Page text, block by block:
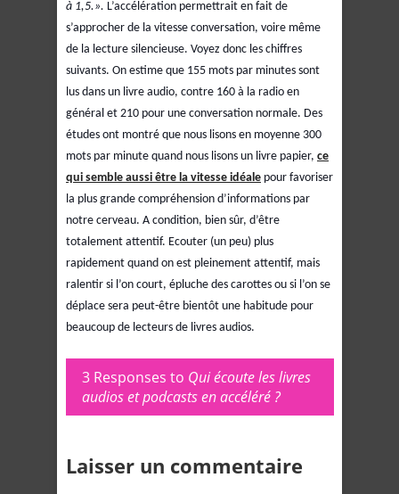
à 1,5.». L’accélération permettrait en fait de
s’approcher de la vitesse conversation, voire même
de la lecture silencieuse. Voyez donc les chiffres
suivants. On estime que 155 mots par minutes sont
lus dans un livre audio, contre 160 à la radio en
général et 210 pour une conversation normale. Des
études ont montré que nous lisons en moyenne 300
mots par minute quand nous lisons un livre papier, ce
qui semble aussi être la vitesse idéale pour favoriser
la plus grande compréhension d’informations par
notre cerveau. A condition, bien sûr, d’être
totalement attentif. Ecouter (un peu) plus
rapidement quand on est pleinement attentif, mais
ralentir si l’on court, épluche des carottes ou si l’on se
déplace sera peut-être bientôt une habitude pour
beaucoup de lecteurs de livres audios.
3 Responses to Qui écoute les livres
audios et podcasts en accéléré ?
Laisser un commentaire